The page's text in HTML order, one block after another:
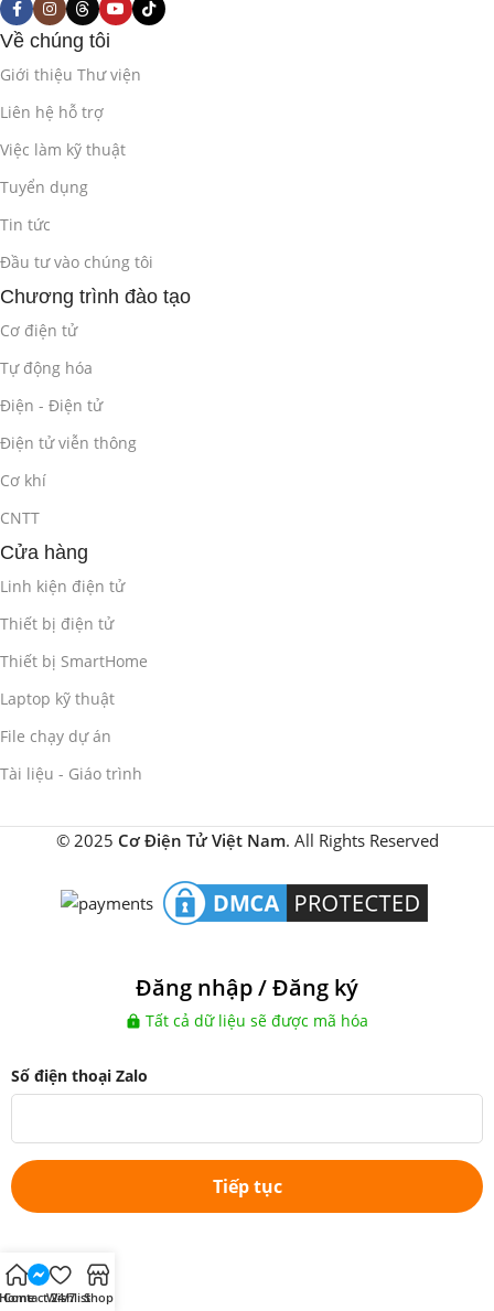
Về chúng tôi
Giới thiệu Thư viện
Liên hệ hỗ trợ
Việc làm kỹ thuật
Tuyển dụng
Tin tức
Đầu tư vào chúng tôi
Chương trình đào tạo
Cơ điện tử
Tự động hóa
Điện - Điện tử
Điện tử viễn thông
Cơ khí
CNTT
Cửa hàng
Linh kiện điện tử
Thiết bị điện tử
Thiết bị SmartHome
Laptop kỹ thuật
File chạy dự án
Tài liệu - Giáo trình
© 2025 Cơ Điện Tử Việt Nam. All Rights Reserved
Home
Contact 24/7
WishlistShop
Đăng nhập / Đăng ký
Tất cả dữ liệu sẽ được mã hóa
Số điện thoại Zalo
Tiếp tục